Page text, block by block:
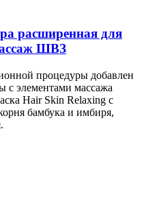
расширенная для
ШВЗ
процедуры добавлен
с элементами массажа
Hair Skin Relaxing с
бамбука и имбиря,